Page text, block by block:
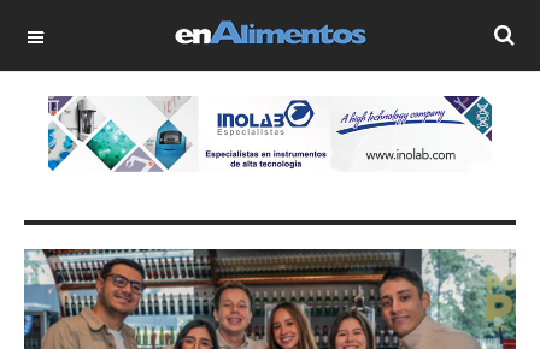
OFF CANVAS